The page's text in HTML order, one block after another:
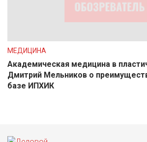
МЕДИЦИНА
Академическая медицина в
Дмитрий Мельников о
базе ИПХИК